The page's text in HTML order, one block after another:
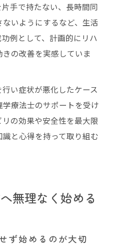
手で持たない、長時間同
いようにするなど、生活
例として、計画的にリハ
の改善を実感していま
い症状が悪化したケース
療法士のサポートを受け
の効果や安全性を最大限
と心得を持って取り組む
無理なく始める
ず始めるのが大切